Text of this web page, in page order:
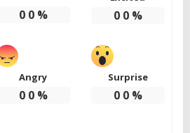
0 0% 0 0%
Angry
0 0%
Surprise
0 0%